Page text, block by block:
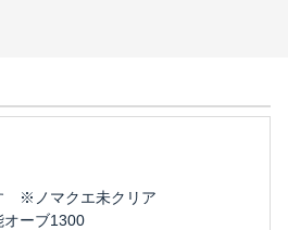
※ノマクエ未クリア
ーブ1300